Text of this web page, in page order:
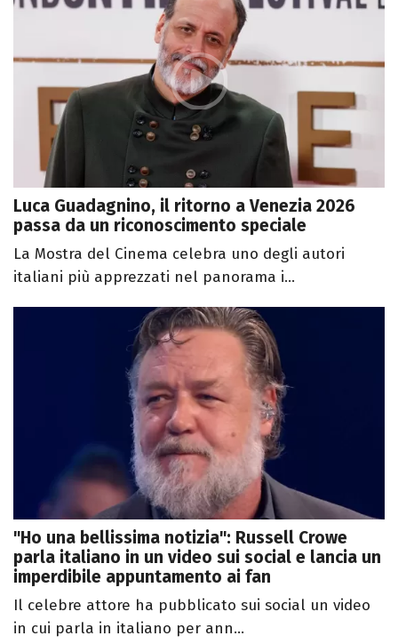
Luca Guadagnino, il ritorno a Venezia 2026
passa da un riconoscimento speciale
La Mostra del Cinema celebra uno degli autori
italiani più apprezzati nel panorama i...
"Ho una bellissima notizia": Russell Crowe
parla italiano in un video sui social e lancia un
imperdibile appuntamento ai fan
Il celebre attore ha pubblicato sui social un video
in cui parla in italiano per ann...